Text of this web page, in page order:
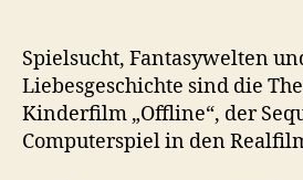
Spielsucht, Fantasywelten
Liebesgeschichte sind die
Kinderfilm „Offline“, der
Computerspiel in den